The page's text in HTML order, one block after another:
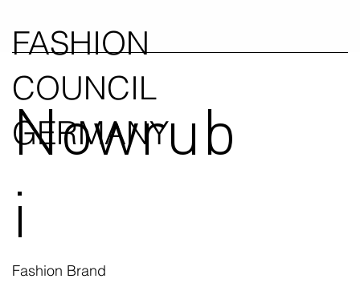
FASHION
COUNCIL
GERMANY
Nowrub
i
Fashion Brand